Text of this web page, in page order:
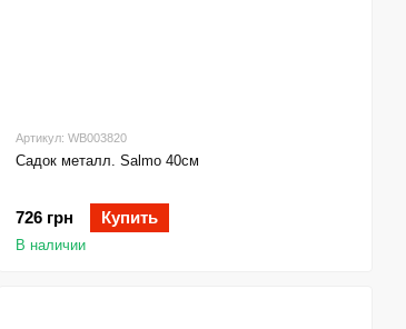
Артикул: WB003820
Садок металл. Salmo 40см
726 грн Купить
В наличии